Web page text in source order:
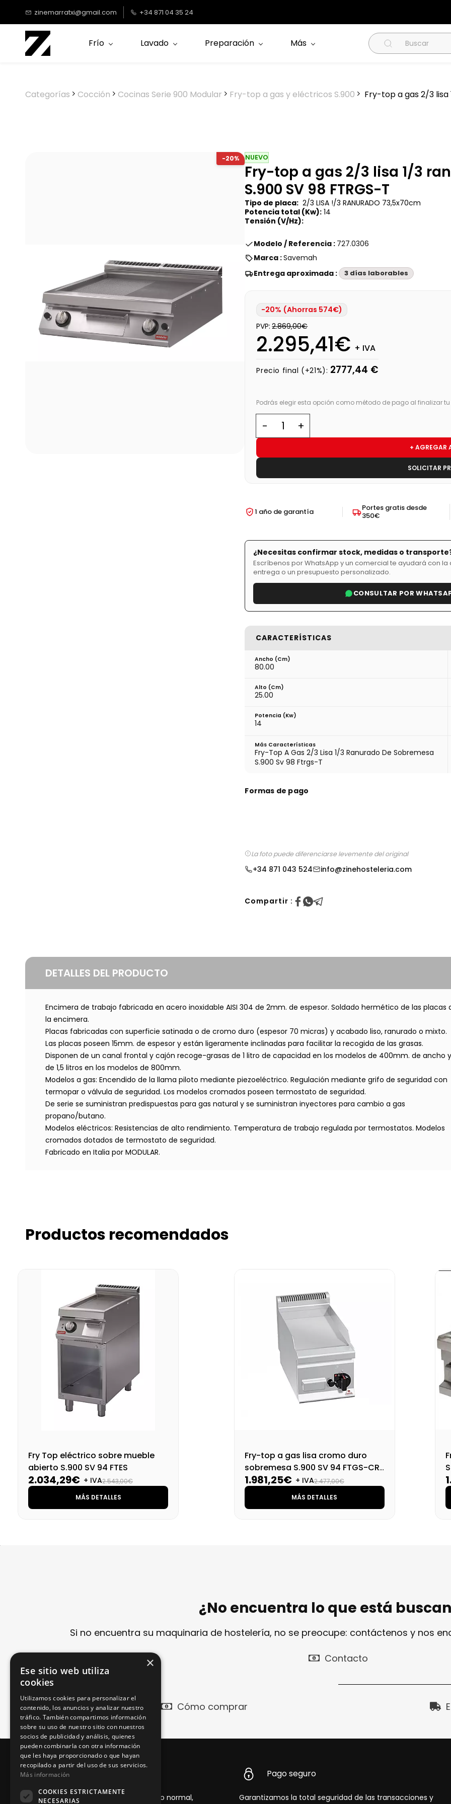
contenido
principal
zinemarratxi@gmail.com +34 871 04 35 24
Frío Lavado Preparación Más
Categorías Cocción Cocinas Serie 900 Modular Fry-top a gas y eléctricos S.900 Fry-top a gas 2/3 lisa
-20% NUEVO
Fry-top a gas 2/3 lisa 1/3
S.900 SV 98 FTRGS-T
Tipo de placa: 2/3 LISA !/3 RANURADO 73,5x70cm
Potencia total (Kw): 14
Tensión (V/Hz):
Modelo / Referencia : 727.0306
Marca :Savemah
Entrega aproximada : 3 días laborables
-20% (Ahorras 574€)
PVP: 2.869,00€
2.295,41€ + IVA
Precio final (+21%): 2777,44 €
Podrás elegir esta opción como método de pago al finalizar
+ AGREGAR
SOLICITAR
1 año de garantía
Portes gratis desde
350€
¿Necesitas confirmar stock, medidas o
Escríbenos por WhatsApp y un comercial te ayudará con
entrega o un presupuesto personalizado.
CONSULTAR POR
CARACTERÍSTICAS
Ancho (cm)
80.00
Alto (cm)
25.00
Potencia (Kw)
14
Más Características
Fry-Top A Gas 2/3 Lisa 1/3 Ranurado De Sobremesa
S.900 Sv 98 Ftrgs-T
Formas de pago
La foto puede diferenciarse levemente del original
+34 871 043 524 info@zinehosteleria.com
Compartir :
DETALLES DEL PRODUCTO
Encimera de trabajo fabricada en acero inoxidable AISI 304 de 2mm. de espesor. Soldado hermético de las placas
la encimera.
Placas fabricadas con superficie satinada o de cromo duro (espesor 70 micras) y acabado liso, ranurado o mixto.
Las placas poseen 15mm. de espesor y están ligeramente inclinadas para facilitar la recogida de las grasas.
Disponen de un canal frontal y cajón recoge-grasas de 1 litro de capacidad en los modelos de 400mm. de ancho y
de 1,5 litros en los modelos de 800mm.
Modelos a gas: Encendido de la llama piloto mediante piezoeléctrico. Regulación mediante grifo de seguridad con
termopar o válvula de seguridad. Los modelos cromados poseen termostato de seguridad.
De serie se suministran predispuestas para gas natural y se suministran inyectores para cambio a gas
propano/butano.
Modelos eléctricos: Resistencias de alto rendimiento. Temperatura de trabajo regulada por termostatos. Modelos
cromados dotados de termostato de seguridad.
Fabricado en Italia por MODULAR.
Productos recomendados
Fry Top eléctrico sobre mueble
abierto S.900 SV 94 FTES
2.034,29€ + IVA2.543,00€
MÁS DETALLES
Fry-top a gas lisa cromo duro
sobremesa S.900 SV 94 FTGS-CR-
T
1.981,25€ + IVA2.477,00€
MÁS DETALLES
¿No encuentra lo que está
Si no encuentra su maquinaria de hostelería, no se preocupe: contáctenos y nos
Contacto
Cómo comprar
Garantía 1 año
Desde la entrega del producto, con uso normal,
Pago seguro
Garantizamos la total seguridad de las transacciones y
×
Ese sitio web utiliza
cookies
Utilizamos cookies para personalizar el
contenido, los anuncios y analizar nuestro
tráfico. También compartimos información
sobre su uso de nuestro sitio con nuestros
socios de publicidad y análisis, quienes
pueden combinarla con otra información
que les haya proporcionado o que hayan
recopilado a partir del uso de sus servicios.
Más información
COOKIES ESTRICTAMENTE
NECESARIAS